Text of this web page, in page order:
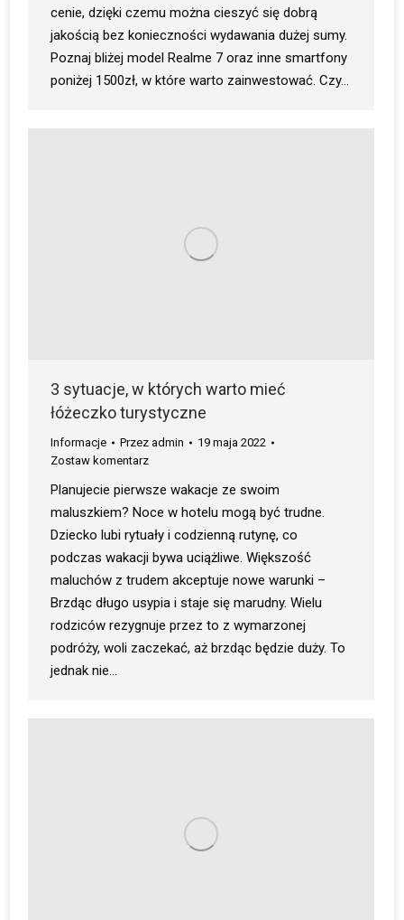
cenie, dzięki czemu można cieszyć się dobrą
jakością bez konieczności wydawania dużej sumy.
Poznaj bliżej model Realme 7 oraz inne smartfony
poniżej 1500zł, w które warto zainwestować. Czy…
3 sytuacje, w których warto mieć
łóżeczko turystyczne
Informacje Przez admin
19 maja 2022
Zostaw komentarz
Planujecie pierwsze wakacje ze swoim
maluszkiem? Noce w hotelu mogą być trudne.
Dziecko lubi rytuały i codzienną rutynę, co
podczas wakacji bywa uciążliwe. Większość
maluchów z trudem akceptuje nowe warunki –
Brzdąc długo usypia i staje się marudny. Wielu
rodziców rezygnuje przez to z wymarzonej
podróży, woli zaczekać, aż brzdąc będzie duży. To
jednak nie…